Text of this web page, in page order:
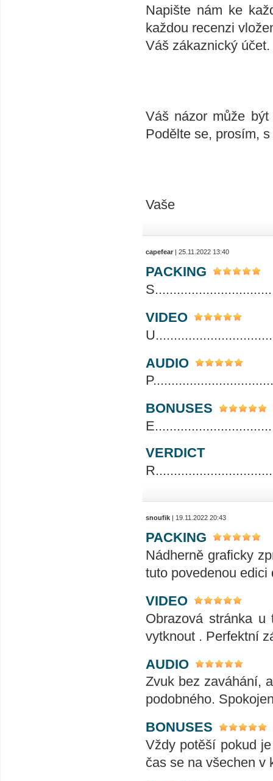
Napište nám ke
každou recenzi
Váš zákaznický
Váš názor může
Podělte se, prosím,
Vaše
capefear | 25.11.2022 13:40
PACKING
VIDEO
AUDIO
BONUSES
VERDICT
snoufik | 19.11.2022 20:43
PACKING
Nádherně graficky
tuto povedenou edici
VIDEO
Obrazová stránka
vytknout . Perfektní
AUDIO
Zvuk bez zaváhání,
podobného.
BONUSES
Vždy potěší pokud
čas se na všechen v